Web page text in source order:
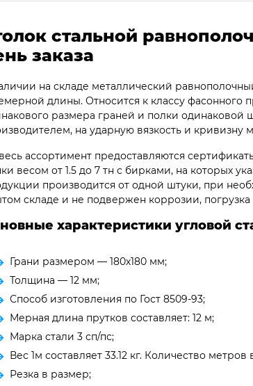
стальной
заказа
на складе металлический
длины. Относится к классу фасонного
размера граней и полки
на ударную вязкость и кривизну
ассортимент предоставляются
весом от 1.5 до 7 тн с бирками, на которых
производится от одной штуки, при
складе и не подвержен коррозии,
характеристики угловой
Грани размером — 180х180 мм;
Толщина — 12 мм;
Способ изготовления по Гост 8509-93;
Мерная длина прутков составляет: 12 м;
Марка стали 3 сп/пс;
Вес 1м составляет 33.12 кг. Количество метров
Резка в размер;